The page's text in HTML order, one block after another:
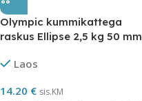
Olympic kummikattega
raskus Ellipse 2,5 kg 50 mm
Laos
14.20 € sis.KM